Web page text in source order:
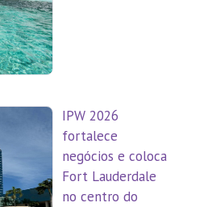
IPW 2026
fortalece
negócios e coloca
Fort Lauderdale
no centro do